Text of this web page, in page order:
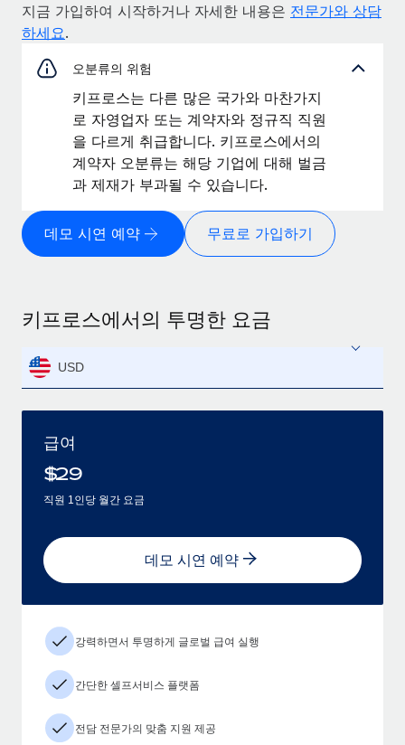
지금 가입하여 시작하거나 자세한 내용은 전문가와 상담
하세요.
오분류의 위험
키프로스는 다른 많은 국가와 마찬가지
로 자영업자 또는 계약자와 정규직 직원
을 다르게 취급합니다. 키프로스에서의
계약자 오분류는 해당 기업에 대해 벌금
과 제재가 부과될 수 있습니다.
데모 시연 예약 무료로 가입하기
키프로스에서의 투명한 요금
USD
급여
$29
직원 1인당 월간 요금
데모 시연 예약
강력하면서 투명하게 글로벌 급여 실행
간단한 셀프서비스 플랫폼
전담 전문가의 맞춤 지원 제공